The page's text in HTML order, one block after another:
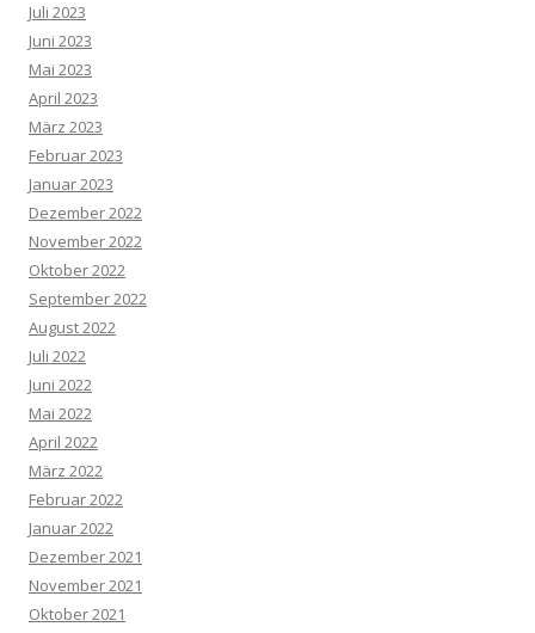
Juli 2023
Juni 2023
Mai 2023
April 2023
März 2023
Februar 2023
Januar 2023
Dezember 2022
November 2022
Oktober 2022
September 2022
August 2022
Juli 2022
Juni 2022
Mai 2022
April 2022
März 2022
Februar 2022
Januar 2022
Dezember 2021
November 2021
Oktober 2021